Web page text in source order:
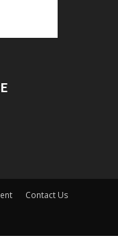
Contact Us